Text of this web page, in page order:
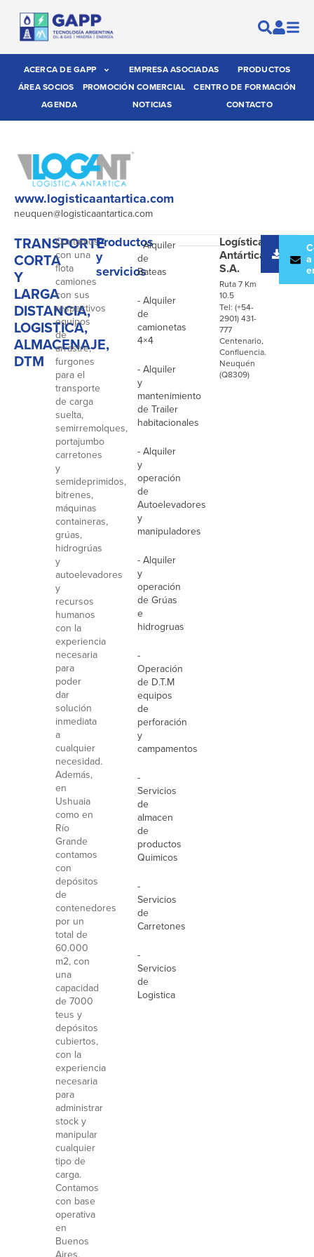
ACERCA DE GAPP EMPRESA ASOCIADAS
PRODUCTOS
ÁREA SOCIOS
PROMOCIÓN COMERCIAL
CENTRO DE FORMACIÓN
AGENDA
NOTICIAS CONTACTO
www.logisticaantartica.com
neuquen@logisticaantartica.com
TRANSPORTE
CORTA
Y
LARGA
DISTANCIA,
LOGISTICA,
ALMACENAJE,
DTM
Contamos
con una
flota
camiones
con sus
respectivos
equipos
de
arrastre,
furgones
para el
transporte
de carga
suelta,
semirremolques,
portajumbo
carretones
y
semideprimidos,
bitrenes,
máquinas
containeras,
grúas,
hidrogrúas
y
autoelevadores
y
recursos
humanos
con la
experiencia
necesaria
para
poder
dar
solución
inmediata
a
cualquier
necesidad.
Además,
en
Ushuaia
como en
Río
Grande
contamos
con
depósitos
de
contenedores
por un
total de
60.000
m2, con
una
capacidad
de 7000
teus y
depósitos
cubiertos,
con la
experiencia
necesaria
para
administrar
stock y
manipular
cualquier
tipo de
carga.
Contamos
con base
operativa
en
Buenos
Productos
y
servicios
- Alquiler
de
Bateas
- Alquiler
de
camionetas
4×4
- Alquiler
y
mantenimiento
de Trailer
habitacionales
- Alquiler
y
operación
de
Autoelevadores
y
manipuladores
- Alquiler
y
operación
de Grúas
e
hidrogruas
-
Operación
de D.T.M
equipos
de
perforación
y
campamentos
-
Servicios
de
almacen
de
productos
Quimicos
-
Servicios
de
Carretones
-
Servicios
de
Logistica
Logística
Antártica
S.A.
Ruta 7 Km
10.5
Tel: (+54-
2901) 431-
777
Centenario,
Confluencia.
Neuquén
(Q8309)